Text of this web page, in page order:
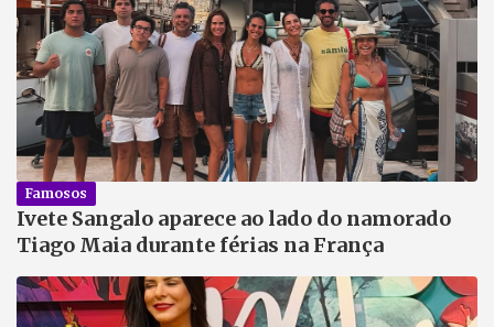
Famosos
Ivete Sangalo aparece ao lado do namorado
Tiago Maia durante férias na França